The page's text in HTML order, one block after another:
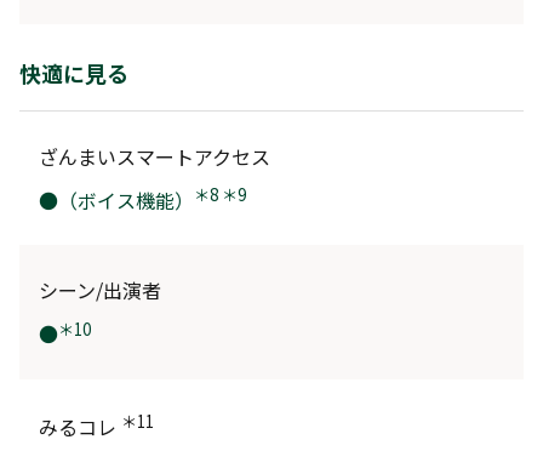
快適に見る
ざんまいスマートアクセス
●（ボイス機能）
＊8 ＊9
シーン/出演者
●＊10
みるコレ ＊11